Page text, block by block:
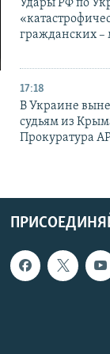
Удары РФ по
гражданских
17:18
В Украине
судьям из
Прокуратура